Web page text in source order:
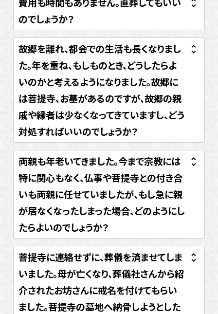
のでしょうか？
故郷を離れ、都会での生活も長くなりまし
た。年を重ね、もしものとき、どうしたらよ
いのかと考えるようになりました。故郷に
は菩提寺、お墓があるのですが、故郷の親
戚や縁者は少なくなってきていますし、どう
対処すればいいのでしょうか？
両親も年老いてきました。今まで宗教には
特に関心もなく、仏事や菩提寺との付き合
いも両親に任せていましたが、もし急に親
が居なくなったしまった場合、どのようにし
たらよいのでしょうか？
菩提寺に連絡せずに、葬儀を済ませてしま
いました。母が亡くなり、葬儀社さんから紹
介されたお坊さんに戒名を付けてもらい
ました。菩提寺の墓地へ納骨しようとした